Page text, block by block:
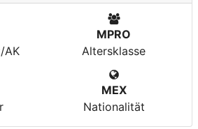
AK
MPRO
Altersklasse
MEX
Nationalität